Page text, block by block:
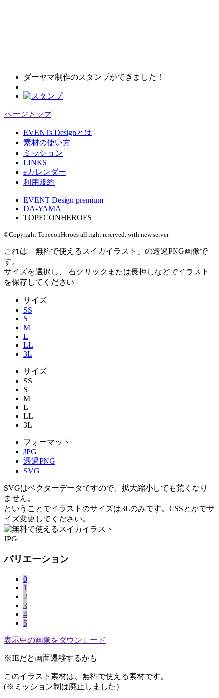
ダーヤマ制作のスタンプができました！
ページトップ
EVENTs Designとは
素材の使い方
ミッション
LINKS
eカレンダー
利用規約
EVENT Design premium
DA-YAMA
TOPECONHEROES
©Copyright TopeconHeroes all right reserved. with new server
これは「 無料で使えるスイカイラスト 」の透過PNG画像で
す。
サイズを選択し、 右クリックまたは長押しなどでイラスト
を保存してください
サイズ
SS
S
M
L
LL
3L
サイズ
SS
S
M
L
LL
3L
フォーマット
JPG
透過PNG
SVG
SVGはベクターデータですので、拡大縮小しても荒くなり
ません。
ということでイラストのサイズは3Lのみです。CSSとかでサ
イズ変更してください。
JPG
バリエーション
0
1
2
3
4
5
表示中の画像をダウンロード
※IEだと画面遷移するかも
このイラスト素材は、無料で使える素材です。
(※ミッション制は廃止しました）